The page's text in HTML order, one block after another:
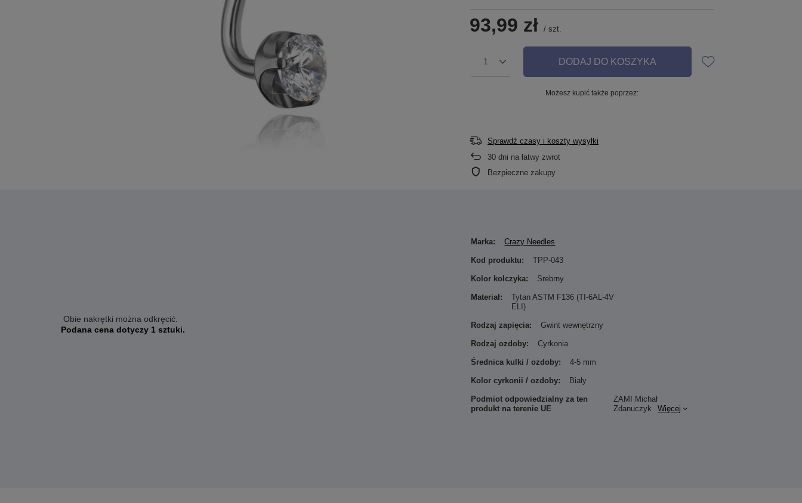
93,99 zł / szt.
1 DODAJ DO KOSZYKA
Możesz kupić także poprzez:
Sprawdź czasy i koszty wysyłki
30 dni na łatwy zwrot
Bezpieczne zakupy
Obie nakrętki można odkręcić.
Podana cena dotyczy 1 sztuki.
Marka: Crazy Needles
Kod produktu: TPP-043
Kolor kolczyka: Srebrny
Materiał:
Tytan ASTM F136 (TI-6AL-4V
ELI)
Rodzaj zapięcia: Gwint wewnętrzny
Rodzaj ozdoby: Cyrkonia
Średnica kulki / ozdoby: 4-5 mm
Kolor cyrkonii / ozdoby: Biały
Podmiot odpowiedzialny za ten
produkt na terenie UE
ZAMI Michał
Zdanuczyk
Więcej